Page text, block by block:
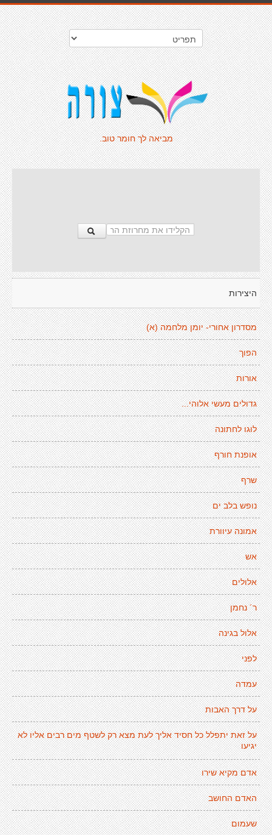
מביאה לך חומר טוב.
היצירות
מסדרון אחורי- יומן מלחמה (א)
הפוך
אורות
גדולים מעשי אלוהי...
לוגו לחתונה
אופנת חורף
שרף
נופש בלב ים
אמונה עיוורת
אש
אלולים
ר´ נחמן
אלול בגינה
לפני
עמדה
על דרך האבות
על זאת יתפלל כל חסיד אליך לעת מצא רק לשטף מים רבים אליו לא
יגיעו
אדם מקיא שירו
האדם החושב
שעמום